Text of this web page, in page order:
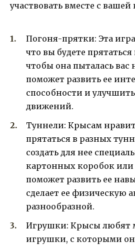
участвовать вместе с
Погоня-прятки: Эта
что вы будете
чтобы она пыталась вас
поможет развить ее
способности и
движений.
Туннели: Крысам
прятаться в разных
создать для нее
картонных коробок или
поможет развить ее
сделает ее физическую
разнообразной.
Игрушки: Крысы любят
игрушки, с которыми